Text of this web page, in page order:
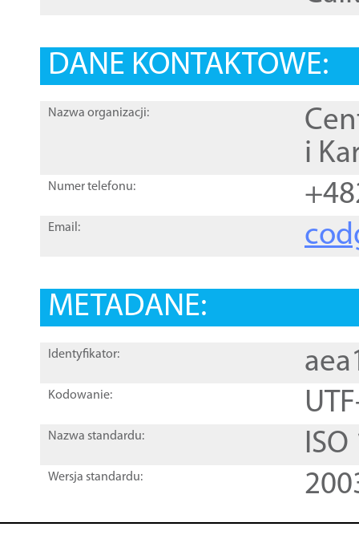
DANE KONTAKTOWE:
Nazwa organizacji:
i
Numer telefonu:
Email:
METADANE:
Identyfikator:
Kodowanie:
Nazwa standardu:
Wersja standardu: